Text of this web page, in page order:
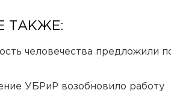
ТАКЖЕ:
человечества предложили
УБРиР возобновило работу